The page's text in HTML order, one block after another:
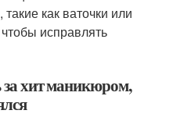
как ваточки или
исправлять
хит маникюром,